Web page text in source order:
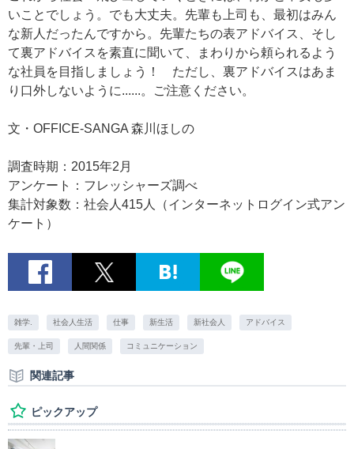
いことでしょう。でも大丈夫。先輩も上司も、最初はみん
な新人だったんですから。先輩たちの表アドバイス、そし
て裏アドバイスを素直に聞いて、まわりから頼られるよう
な社員を目指しましょう！ ただし、裏アドバイスはあま
り口外しないように......。ご注意ください。
文・OFFICE-SANGA 森川ほしの
調査時期：2015年2月
アンケート：フレッシャーズ調べ
集計対象数：社会人415人（インターネットログイン式アン
ケート）
雑学. 社会人生活 仕事 新生活 新社会人 アドバイス
先輩・上司 人間関係 コミュニケーション
関連記事
ピックアップ